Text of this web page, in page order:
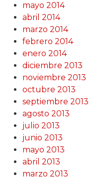
mayo 2014
abril 2014
marzo 2014
febrero 2014
enero 2014
diciembre 2013
noviembre 2013
octubre 2013
septiembre 2013
agosto 2013
julio 2013
junio 2013
mayo 2013
abril 2013
marzo 2013